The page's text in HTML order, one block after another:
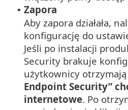
• Zapora
Aby zapora działała,
konfigurację do
Jeśli po instalacji
Security brakuje
użytkownicy
Endpoint Security”
internetowe. Po